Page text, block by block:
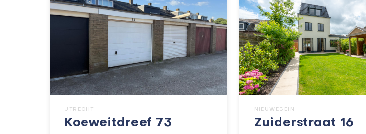
UTRECHT
Koeweitdreef 73
NIEUWEGEIN
Zuiderstraat 16